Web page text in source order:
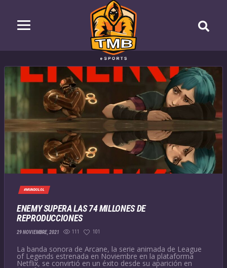
#MUNDOLOL
ENEMY SUPERA LAS 74 MILLONES DE
REPRODUCCIONES
29 NOVIEMBRE, 2021 111 101
La banda sonora de Arcane, la serie animada de League
of Legends estrenada en Noviembre en la plataforma
Netflix, se convirtió en un éxito desde su aparición en